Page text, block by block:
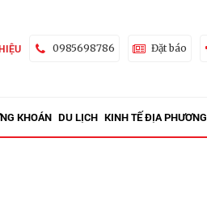
0985698786 Đặt báo
KHOÁN DU LỊCH KINH TẾ ĐỊA PHƯƠNG